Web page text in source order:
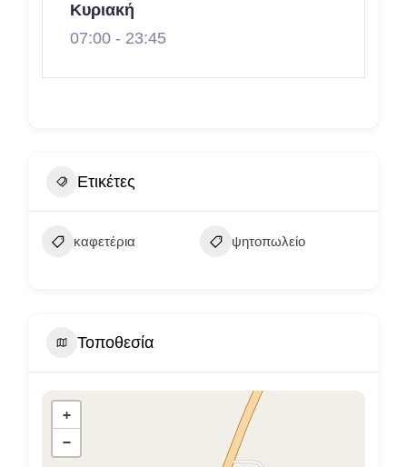
Κυριακή
07:00 - 23:45
Ετικέτες
καφετέρια ψητοπωλείο
Τοποθεσία
+
−